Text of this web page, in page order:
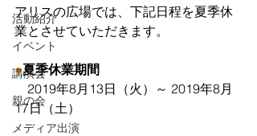
活動紹介
イベント
講演会
親の会
メディア出演
アリスの広場では、下記日程を夏季休
業とさせていただきます。
●夏季休業期間
2019年8月13日（火）～ 2019年8月
17日（土）